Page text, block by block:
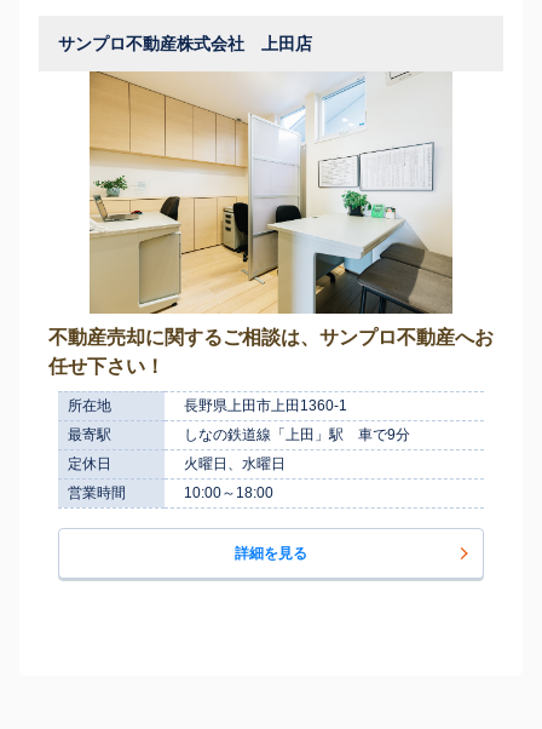
サンプロ不動産株式会社 上田店
不動産売却に関するご相談は、サンプロ不動産へお
任せ下さい！
所在地
長野県上田市上田1360-1
最寄駅
しなの鉄道線「上田」駅 車で9分
定休日
火曜日、水曜日
営業時間
10:00～18:00
詳細を見る